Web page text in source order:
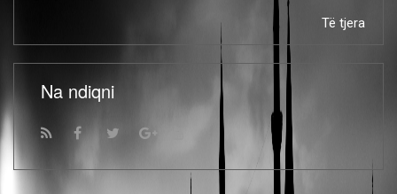
Të tjera
Na ndiqni